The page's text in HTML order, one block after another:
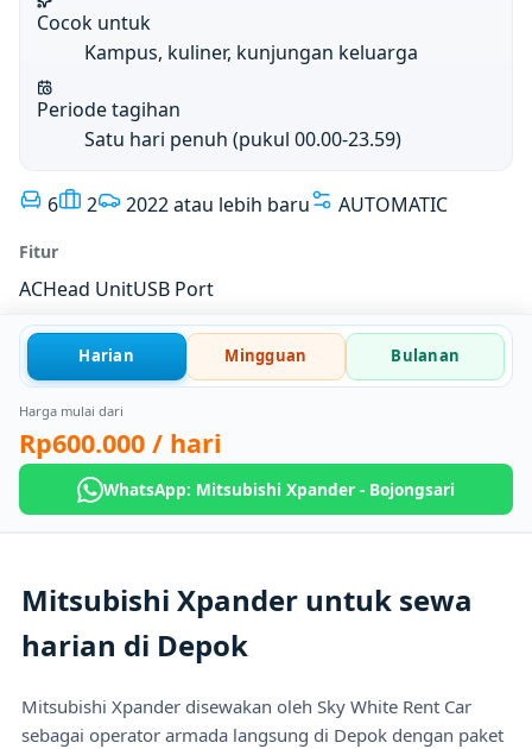
Cocok untuk
Kampus, kuliner, kunjungan keluarga
Periode tagihan
Satu hari penuh (pukul 00.00-23.59)
6 2 2022 atau lebih baru AUTOMATIC
Fitur
ACHead UnitUSB Port
Harian Mingguan Bulanan
Harga mulai dari
Rp600.000 / hari
WhatsApp: Mitsubishi Xpander - Bojongsari
Mitsubishi Xpander untuk sewa
harian di Depok
Mitsubishi Xpander disewakan oleh Sky White Rent Car
sebagai operator armada langsung di Depok dengan paket